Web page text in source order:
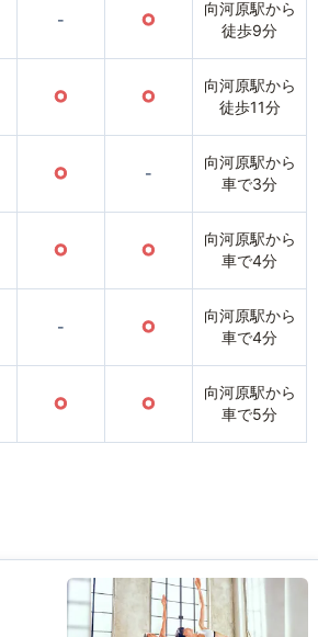
- ○
向河原駅から
徒歩9分
○ ○
向河原駅から
徒歩11分
○ -
向河原駅から
車で3分
○ ○
向河原駅から
車で4分
- ○
向河原駅から
車で4分
○ ○
向河原駅から
車で5分